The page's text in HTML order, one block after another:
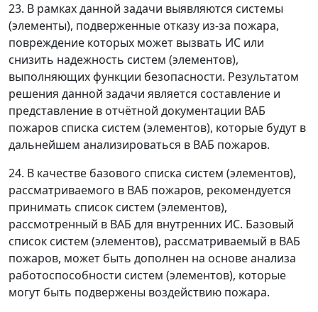
23. В рамках данной задачи выявляются системы
(элементы), подверженные отказу из-за пожара,
повреждение которых может вызвать ИС или
снизить надежность систем (элементов),
выполняющих функции безопасности. Результатом
решения данной задачи является составление и
представление в отчётной документации ВАБ
пожаров списка систем (элементов), которые будут в
дальнейшем анализироваться в ВАБ пожаров.
24. В качестве базового списка систем (элементов),
рассматриваемого в ВАБ пожаров, рекомендуется
принимать список систем (элементов),
рассмотренный в ВАБ для внутренних ИС. Базовый
список систем (элементов), рассматриваемый в ВАБ
пожаров, может быть дополнен на основе анализа
работоспособности систем (элементов), которые
могут быть подвержены воздействию пожара.